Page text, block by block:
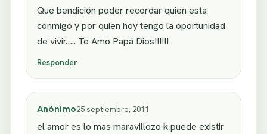
Que bendición poder recordar quien esta
conmigo y por quien hoy tengo la oportunidad
de vivir….. Te Amo Papá Dios!!!!!!
Responder
Anónimo25 septiembre, 2011
el amor es lo mas maravillozo k puede existir